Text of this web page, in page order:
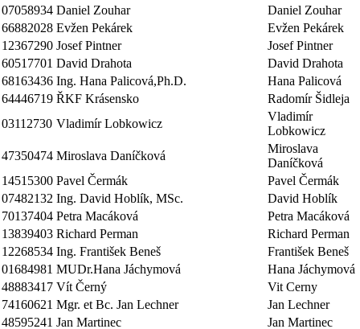
07058934 Daniel Zouhar
Daniel Zouhar
66882028 Evžen Pekárek
Evžen Pekárek
12367290 Josef Pintner
Josef Pintner
60517701 David Drahota
David Drahota
68163436 Ing. Hana Palicová,Ph.D.
Hana Palicová
64446719 ŘKF Krásensko
Radomír Šidleja
03112730 Vladimír Lobkowicz
Vladimír
Lobkowicz
47350474 Miroslava Daníčková
Miroslava
Daníčková
14515300 Pavel Čermák
Pavel Čermák
07482132 Ing. David Hoblík, MSc.
David Hoblík
70137404 Petra Macáková
Petra Macáková
13839403 Richard Perman
Richard Perman
12268534 Ing. František Beneš
František Beneš
01684981 MUDr.Hana Jáchymová
Hana Jáchymová
48883417 Vít Černý
Vit Cerny
74160621 Mgr. et Bc. Jan Lechner
Jan Lechner
48595241 Jan Martinec
Jan Martinec